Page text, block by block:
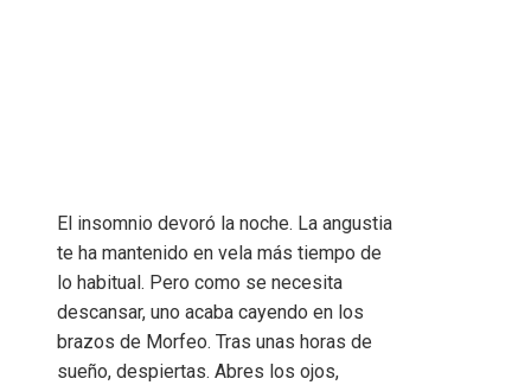
El insomnio devoró la noche. La angustia
te ha mantenido en vela más tiempo de
lo habitual. Pero como se necesita
descansar, uno acaba cayendo en los
brazos de Morfeo. Tras unas horas de
sueño, despiertas. Abres los ojos,